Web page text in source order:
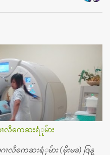
ၢလိကေဆးရံုမ်ား
ၢလိကေဆးရံုမ်ား (မိုးမခ) ဇြန္